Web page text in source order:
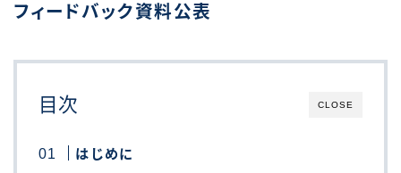
フィードバック資料公表
CLOSE
目次
はじめに